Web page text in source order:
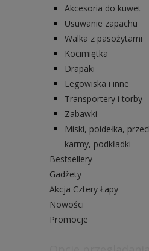
Akcesoria do kuwet
Usuwanie zapachu
Walka z pasożytami
Kocimiętka
Drapaki
Legowiska i inne
Transportery i torby
Zabawki
Miski, poidełka,
karmy, podkładki
Bestsellery
Gadżety
Akcja Cztery Łapy
Nowości
Promocje